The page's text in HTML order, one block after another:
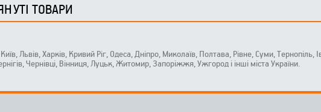
ТОВАРИ
Львів, Харків, Кривий Ріг, Одеса, Дніпро, Миколаїв, Полтава, Рівне, Суми,
Чернівці, Вінниця, Луцьк, Житомир, Запоріжжя, Ужгород і інші міста України.